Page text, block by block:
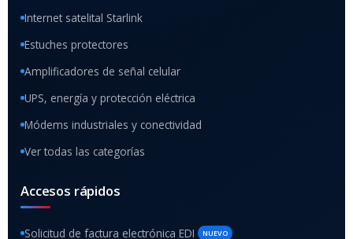
Internet satelital Starlink
Estuches protectores
Amplificadores de señal celular
UPS, energía y protección eléctrica
Módems industriales y conectividad
Ver todas las categorías
Accesos rápidos
Solicitud de factura electrónica EDI NUEVO